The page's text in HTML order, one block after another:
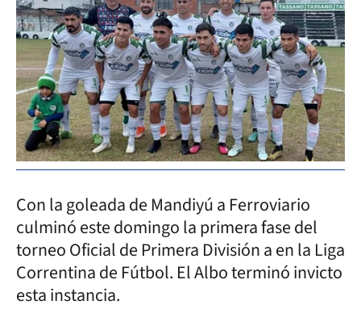
Con la goleada de Mandiyú a Ferroviario
culminó este domingo la primera fase del
torneo Oficial de Primera División a en la Liga
Correntina de Fútbol. El Albo terminó invicto
esta instancia.